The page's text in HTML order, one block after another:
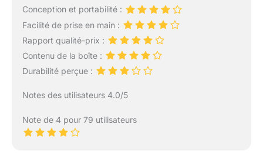
Conception et portabilité :
Facilité de prise en main :
Rapport qualité-prix :
Contenu de la boîte :
Durabilité perçue :
Notes des utilisateurs 4.0/5
Note de 4 pour 79 utilisateurs